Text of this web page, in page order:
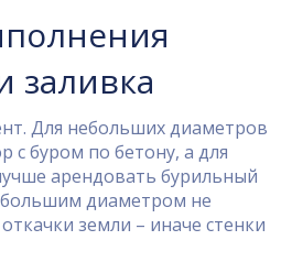
заливка
Для небольших диаметров
с буром по бетону, а для
арендовать бурильный
большим диаметром не
земли – иначе стенки